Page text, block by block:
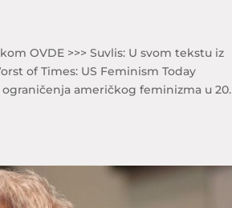
OVDE >>> Suvlis: U svom tekstu iz
of Times: US Feminism Today
američkog feminizma u 20.